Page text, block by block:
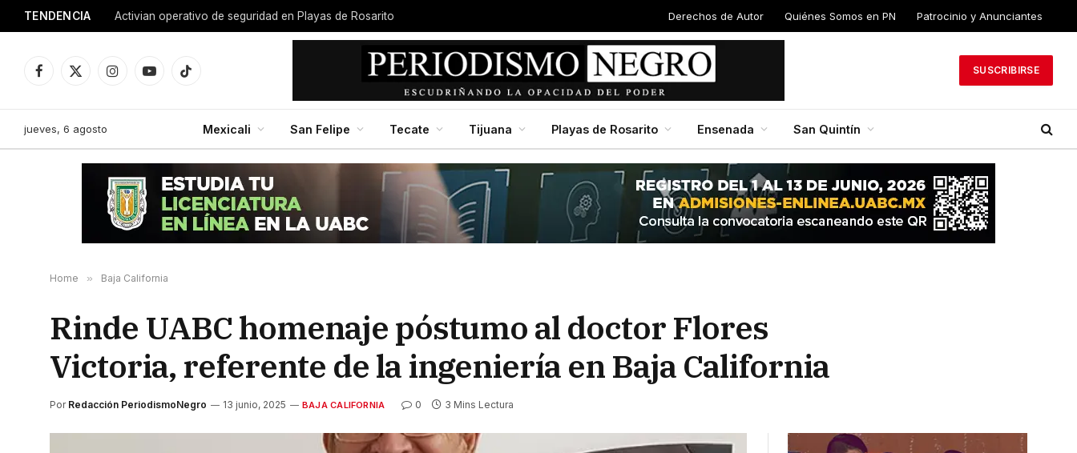
TENDENCIA Activian operativo de seguridad en Playas de Rosarito Derechos de Autor Quiénes Somos en PN Patrocinio y Anunciantes
Facebook
X
InstagramYouTubeTikTok
SUSCRIBIRSE
jueves, 6 agosto Mexicali San Felipe Tecate Tijuana Playas de Rosarito Ensenada San Quintín
Home » Baja California
Rinde UABC homenaje póstumo al doctor Flores
Victoria, referente de la ingeniería en Baja California
Por Redacción PeriodismoNegro 13 junio, 2025 BAJA CALIFORNIA 0 3 Mins Lectura